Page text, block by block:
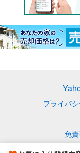
プライバ
免